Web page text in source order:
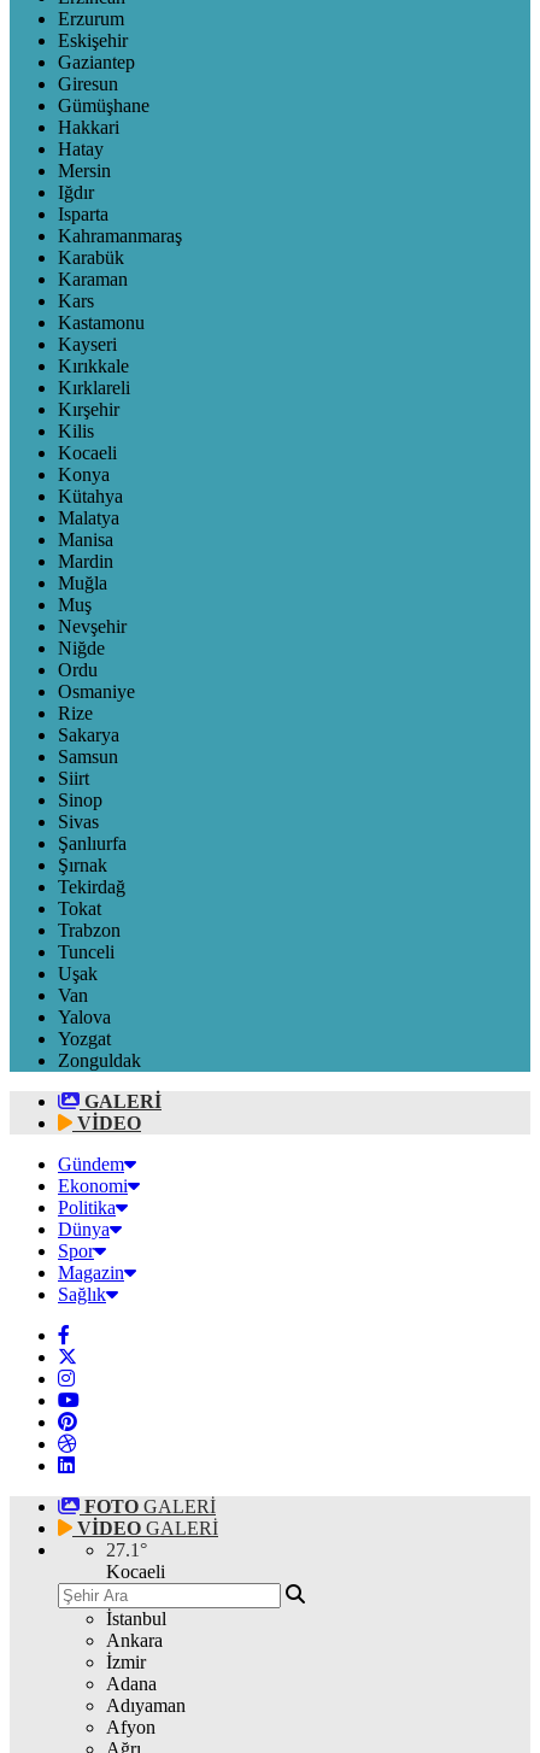
Erzurum
Eskişehir
Gaziantep
Giresun
Gümüşhane
Hakkari
Hatay
Mersin
Iğdır
Isparta
Kahramanmaraş
Karabük
Karaman
Kars
Kastamonu
Kayseri
Kırıkkale
Kırklareli
Kırşehir
Kilis
Kocaeli
Konya
Kütahya
Malatya
Manisa
Mardin
Muğla
Muş
Nevşehir
Niğde
Ordu
Osmaniye
Rize
Sakarya
Samsun
Siirt
Sinop
Sivas
Şanlıurfa
Şırnak
Tekirdağ
Tokat
Trabzon
Tunceli
Uşak
Van
Yalova
Yozgat
Zonguldak
GALERİ
VİDEO
Gündem
Ekonomi
Politika
Dünya
Spor
Magazin
Sağlık
FOTO GALERİ
VİDEO GALERİ
27.1°
Kocaeli
İstanbul
Ankara
İzmir
Adana
Adıyaman
Afyon
Ağrı